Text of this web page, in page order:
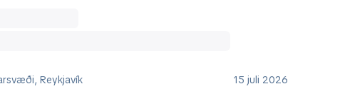
Reykjavík
15 juli 2026